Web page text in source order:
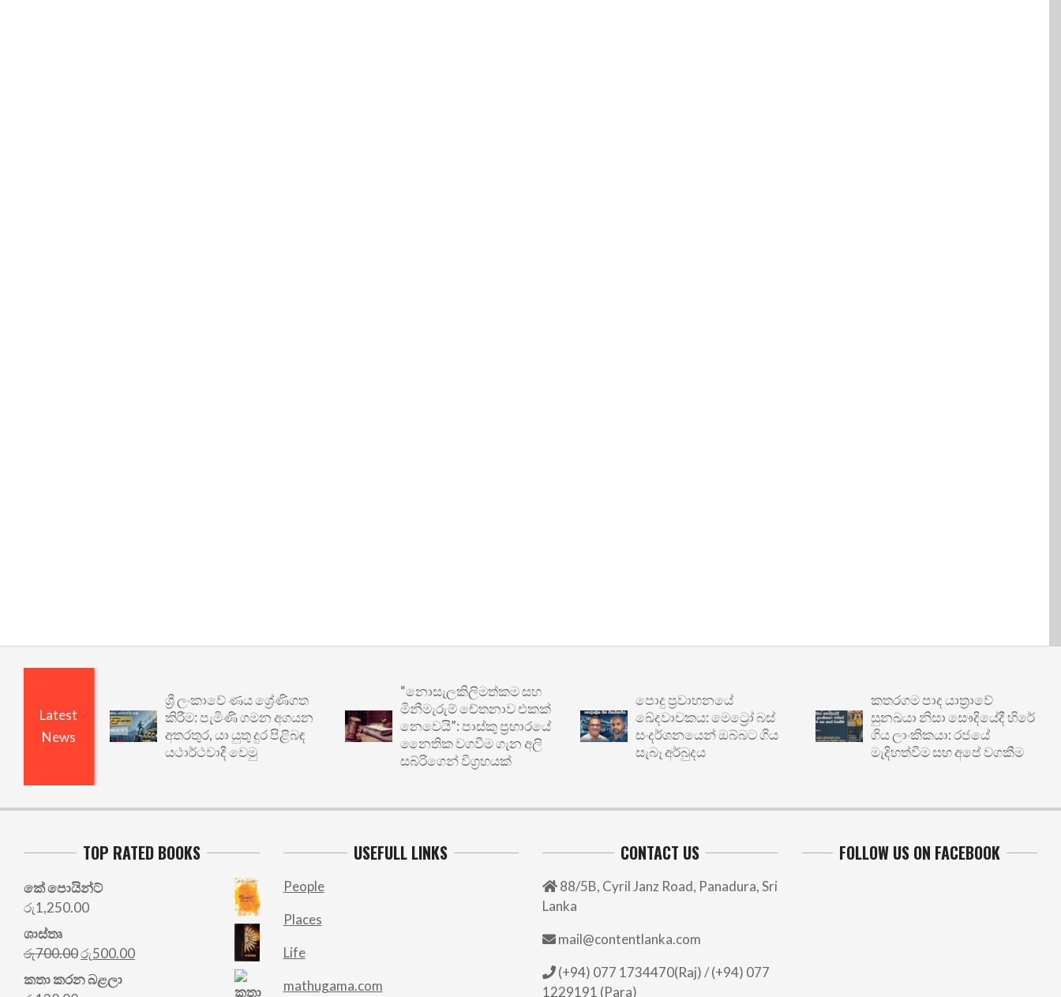
Latest
News
ශ්‍රී ලංකාවේ ණය ශ්‍රේණිගත
කිරීම: පැමිණි ගමන අගයන
අතරතුර, යා යුතු දුර පිළිබඳ
යථාර්ථවාදී වෙමු
“නොසැලකිලිමත්කම සහ
මිනීමැරුම් චේතනාව එකක්
නෙවෙයි”: පාස්කු ප්‍රහාරයේ
නෛතික වගවීම ගැන අලි
සබ්රිගෙන් විග්‍රහයක්
පොදු ප්‍රවාහනයේ
ඛේදවාචකය: මෙට්‍රෝ බස්
සංදර්ශනයෙන් ඔබ්බට ගිය
සැබෑ අර්බුදය
කතරගම පාද යාත්‍රාවේ
සුනඛයා නිසා සෞදියේදී හිරේ
ගිය ලාංකිකයා: රජයේ
මැදිහත්වීම සහ අපේ වගකීම
TOP RATED BOOKS
කේ පොයින්ට්
රු1,250.00
ශාස්තෘ
රු700.00Original
price
was:
රු500.00Current
කතා කරන බළලා
USEFULL LINKS
People
Places
Life
mathugama.com
CONTACT US
88/5B, Cyril Janz Road, Panadura, Sri
Lanka
mail@contentlanka.com
(+94) 077 1734470(Raj) / (+94) 077
1229191 (Para)
FOLLOW US ON FACEBOOK